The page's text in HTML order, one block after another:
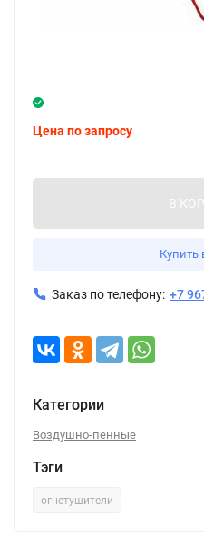
Цена по запросу
В
Купить
Заказ по телефону: +7
Категории
Воздушно-пенные
Тэги
огнетушители